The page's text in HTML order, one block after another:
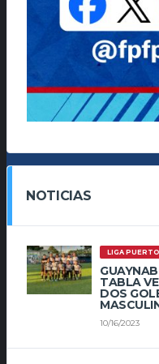
NOTICIAS
LIGA
TABLA
DOS
10/16/2023